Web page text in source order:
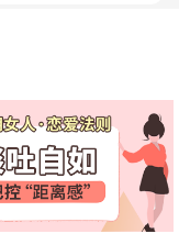
22分钟前
面咨询，已获得专属情感
56分钟前